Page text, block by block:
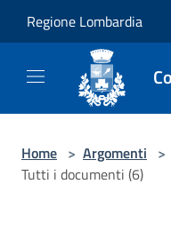
Regione Lombardia
Home > Argomenti >
Tutti i documenti (6)